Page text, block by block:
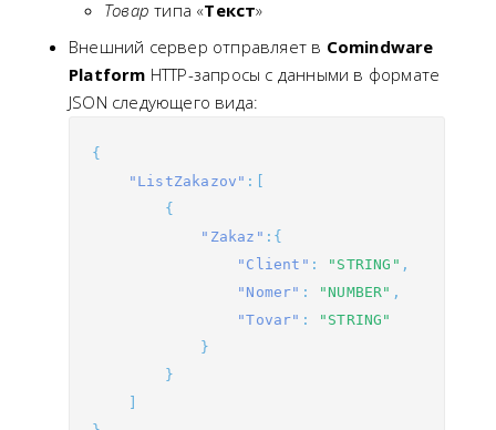
Товар типа «Текст»
Внешний сервер отправляет в Comindware
Platform HTTP-запросы с данными в формате
JSON следующего вида:
{
"ListZakazov" :[
{
"Zakaz" :{
"Client" : "STRING" ,
"Nomer" : "NUMBER" ,
"Tovar" :
"STRING"
}
}
]